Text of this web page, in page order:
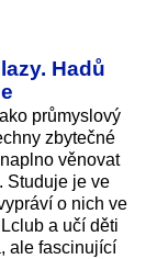
Hadů
průmyslový
zbytečné
věnovat
Studuje je ve
o nich ve
a učí děti
ale fascinující